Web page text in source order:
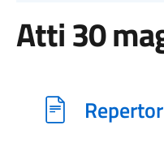
Atti 30